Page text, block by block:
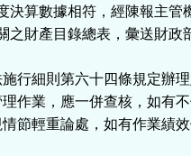
算數據相符，經陳報主管
財產目錄總表，彙送財政
行細則第六十四條規定辦
業，應一併查核，如有不
輕重論處，如有作業績效